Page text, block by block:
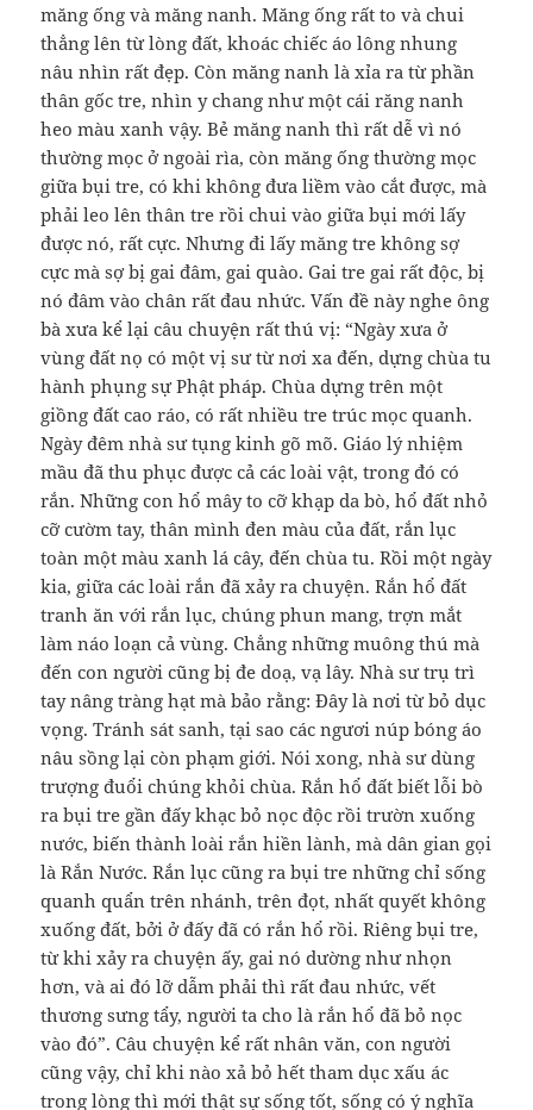
măng ống và măng nanh. Măng ống rất to và chui
thẳng lên từ lòng đất, khoác chiếc áo lông nhung
nâu nhìn rất đẹp. Còn măng nanh là xỉa ra từ phần
thân gốc tre, nhìn y chang như một cái răng nanh
heo màu xanh vậy. Bẻ măng nanh thì rất dễ vì nó
thường mọc ở ngoài rìa, còn măng ống thường mọc
giữa bụi tre, có khi không đưa liềm vào cắt được, mà
phải leo lên thân tre rồi chui vào giữa bụi mới lấy
được nó, rất cực. Nhưng đi lấy măng tre không sợ
cực mà sợ bị gai đâm, gai quào. Gai tre gai rất độc, bị
nó đâm vào chân rất đau nhức. Vấn đề này nghe ông
bà xưa kể lại câu chuyện rất thú vị: “Ngày xưa ở
vùng đất nọ có một vị sư từ nơi xa đến, dựng chùa tu
hành phụng sự Phật pháp. Chùa dựng trên một
giồng đất cao ráo, có rất nhiều tre trúc mọc quanh.
Ngày đêm nhà sư tụng kinh gõ mõ. Giáo lý nhiệm
mầu đã thu phục được cả các loài vật, trong đó có
rắn. Những con hổ mây to cỡ khạp da bò, hổ đất nhỏ
cỡ cườm tay, thân mình đen màu của đất, rắn lục
toàn một màu xanh lá cây, đến chùa tu. Rồi một ngày
kia, giữa các loài rắn đã xảy ra chuyện. Rắn hổ đất
tranh ăn với rắn lục, chúng phun mang, trợn mắt
làm náo loạn cả vùng. Chẳng những muông thú mà
đến con người cũng bị đe doạ, vạ lây. Nhà sư trụ trì
tay nâng tràng hạt mà bảo rằng: Đây là nơi từ bỏ dục
vọng. Tránh sát sanh, tại sao các ngươi núp bóng áo
nâu sồng lại còn phạm giới. Nói xong, nhà sư dùng
trượng đuổi chúng khỏi chùa. Rắn hổ đất biết lỗi bò
ra bụi tre gần đấy khạc bỏ nọc độc rồi trườn xuống
nước, biến thành loài rắn hiền lành, mà dân gian gọi
là Rắn Nước. Rắn lục cũng ra bụi tre những chỉ sống
quanh quẩn trên nhánh, trên đọt, nhất quyết không
xuống đất, bởi ở đấy đã có rắn hổ rồi. Riêng bụi tre,
từ khi xảy ra chuyện ấy, gai nó dường như nhọn
hơn, và ai đó lỡ dẫm phải thì rất đau nhức, vết
thương sưng tẩy, người ta cho là rắn hổ đã bỏ nọc
vào đó”. Câu chuyện kể rất nhân văn, con người
cũng vậy, chỉ khi nào xả bỏ hết tham dục xấu ác
trong lòng thì mới thật sự sống tốt, sống có ý nghĩa